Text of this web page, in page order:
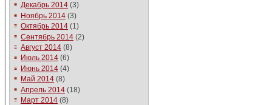
Декабрь 2014 (3)
Ноябрь 2014 (3)
Октябрь 2014 (1)
Сентябрь 2014 (2)
Август 2014 (8)
Июль 2014 (6)
Июнь 2014 (4)
Май 2014 (8)
Апрель 2014 (18)
Март 2014 (8)